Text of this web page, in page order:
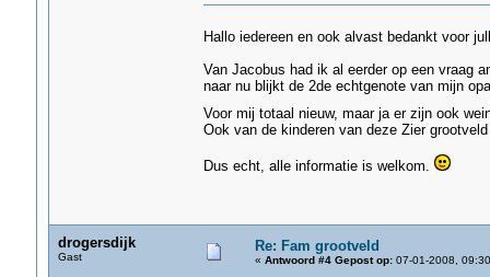
Hallo iedereen en ook alvast bedankt voor
Van Jacobus had ik al eerder op een vraag
naar nu blijkt de 2de echtgenote van mijn
Voor mij totaal nieuw, maar ja er zijn ook
Ook van de kinderen van deze Zier
Dus echt, alle informatie is welkom.
drogersdijk
Gast
Re: Fam grootveld
« Antwoord #4 Gepost op:07-01-2008,